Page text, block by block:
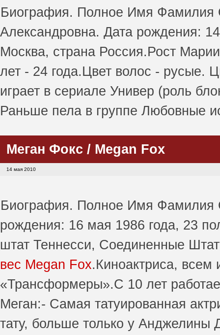
Биография. Полное Имя Фамилия
Александровна. Дата рождения:
Москва, страна Россия.Рост
лет - 24 года.Цвет волос - русые.
играет в сериале Универ (роль
Раньше пела в группе Любовные
Меган Фокс / Megan Fox
14 мая 2010
Биография. Полное Имя Фамилия
рождения: 16 мая 1986 года, 23
штат Теннесси, Соединенные
вес Megan Fox.Киноактриса,
«Трансформеры».С 10 лет
Меган:- Самая татуированная
тату, больше только у